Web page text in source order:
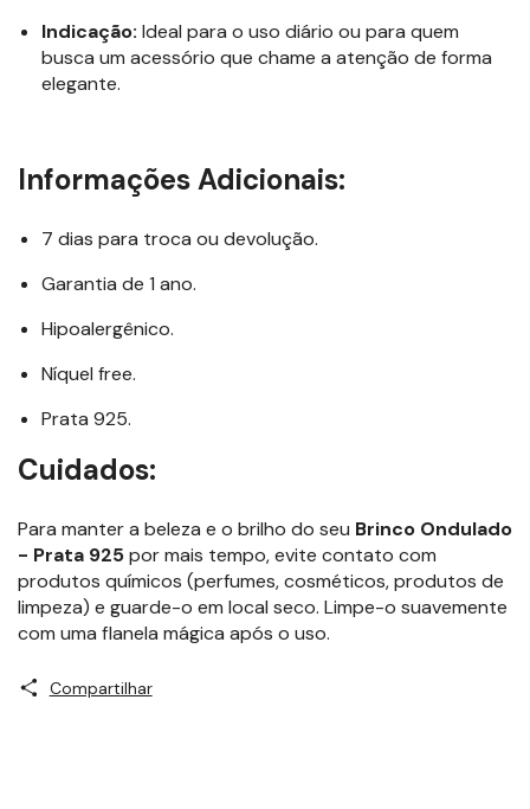
Indicação: Ideal para o uso diário ou para quem
busca um acessório que chame a atenção de forma
elegante.
Informações Adicionais:
7 dias para troca ou devolução.
Garantia de 1 ano.
Hipoalergênico.
Níquel free.
Prata 925.
Cuidados:
Para manter a beleza e o brilho do seu Brinco Ondulado
- Prata 925por mais tempo, evite contato com
produtos químicos (perfumes, cosméticos, produtos de
limpeza) e guarde-o em local seco. Limpe-o suavemente
com uma flanela mágica após o uso.
Compartilhar